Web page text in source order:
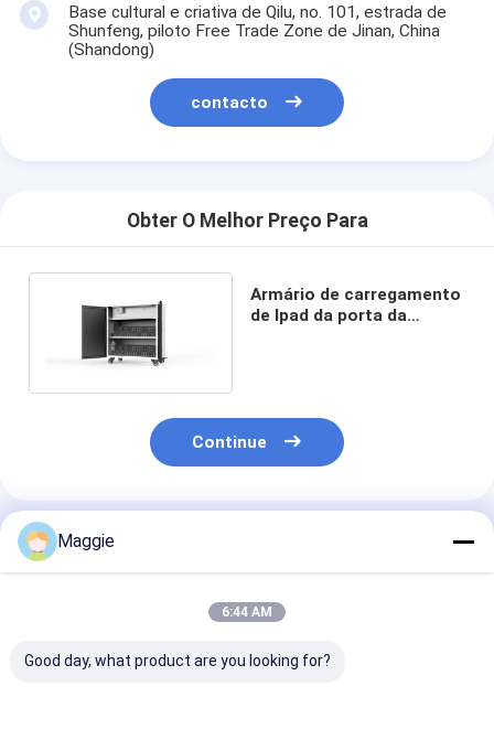
Base cultural e criativa de Qilu, no. 101, estrada de
Shunfeng, piloto Free Trade Zone de Jinan, China
(Shandong)
contacto
Obter O Melhor Preço Para
Armário de carregamento
de Ipad da porta da
Continue
Produtos Recomendados
Maggie
6:44 AM
Good day, what product are you looking for?